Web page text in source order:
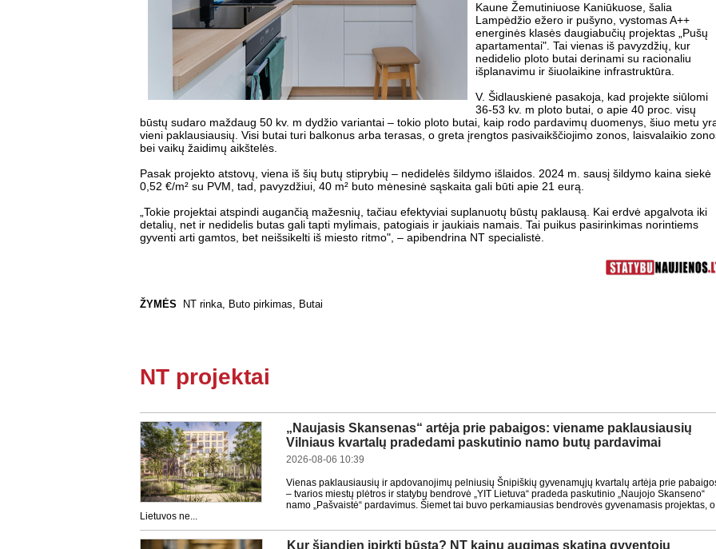
Kaune Žemutiniuose Kaniūkuose, šalia
Lampėdžio ežero ir pušyno, vystomas A++
energinės klasės daugiabučių projektas „Pušų
apartamentai". Tai vienas iš pavyzdžių, kur
nedidelio ploto butai derinami su racionaliu
išplanavimu ir šiuolaikine infrastruktūra.
V. Šidlauskienė pasakoja, kad projekte siūlomi
36-53 kv. m ploto butai, o apie 40 proc. visų
būstų sudaro maždaug 50 kv. m dydžio variantai – tokio ploto butai, kaip rodo pardavimų duomenys, šiuo metu
vieni paklausiausių. Visi butai turi balkonus arba terasas, o greta įrengtos pasivaikščiojimo zonos, laisvalaikio
bei vaikų žaidimų aikštelės.
Pasak projekto atstovų, viena iš šių butų stiprybių – nedidelės šildymo išlaidos. 2024 m. sausį šildymo kaina siekė
0,52 €/m² su PVM, tad, pavyzdžiui, 40 m² buto mėnesinė sąskaita gali būti apie 21 eurą.
„Tokie projektai atspindi augančią mažesnių, tačiau efektyviai suplanuotų būstų paklausą. Kai erdvė apgalvota iki
detalių, net ir nedidelis butas gali tapti mylimais, patogiais ir jaukiais namais. Tai puikus pasirinkimas norintiems
gyventi arti gamtos, bet neišsikelti iš miesto ritmo", – apibendrina NT specialistė.
ŽYMĖS NT rinka, Buto pirkimas, Butai
NT projektai
„Naujasis Skansenas“ artėja prie pabaigos: viename paklausiausių
Vilniaus kvartalų pradedami paskutinio namo butų pardavimai
2026-08-06 10:39
Vienas paklausiausių ir apdovanojimų pelniusių Šnipiškių gyvenamųjų kvartalų artėja prie
– tvarios miestų plėtros ir statybų bendrovė „YIT Lietuva“ pradeda paskutinio „Naujojo Skanseno“
namo „Pašvaistė“ pardavimus. Šiemet tai buvo perkamiausias bendrovės gyvenamasis projektas, o
Lietuvos ne...
Kur šiandien įpirkti būstą? NT kainų augimas skatina gyventojų